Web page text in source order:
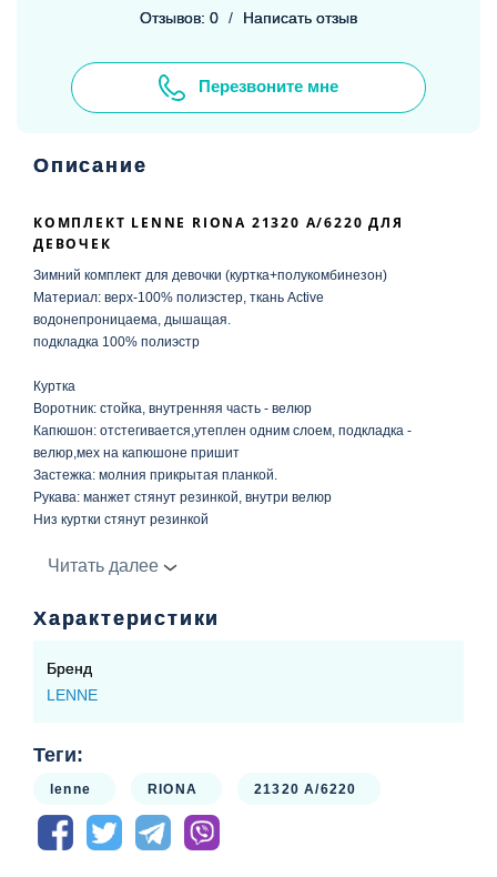
Отзывов: 0 / Написать отзыв
Перезвоните мне
Описание
КОМПЛЕКТ LENNE RIONA 21320 A/6220 ДЛЯ
ДЕВОЧЕК
Зимний комплект для девочки (куртка+полукомбинезон)
Материал: верх-100% полиэстер, ткань Active
водонепроницаема, дышащая.
подкладка 100% полиэстр
Куртка
Воротник: стойка, внутренняя часть - велюр
Капюшон: отстегивается,утеплен одним слоем, подкладка -
велюр,мех на капюшоне пришит
Застежка: молния прикрытая планкой.
Рукава: манжет стянут резинкой, внутри велюр
Низ куртки стянут резинкой
Светоотражатели: есть
Полукомбинезон
Длина лямки регулируется карабинами, низ стянут резинкой,
Застежка: молния
Подкладка - 100% полиэстр
Читать далее
Характеристики
Бренд
LENNE
Теги:
lenne RIONA 21320 A/6220